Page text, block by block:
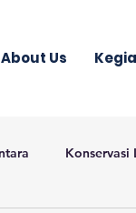
About Us
Konservasi